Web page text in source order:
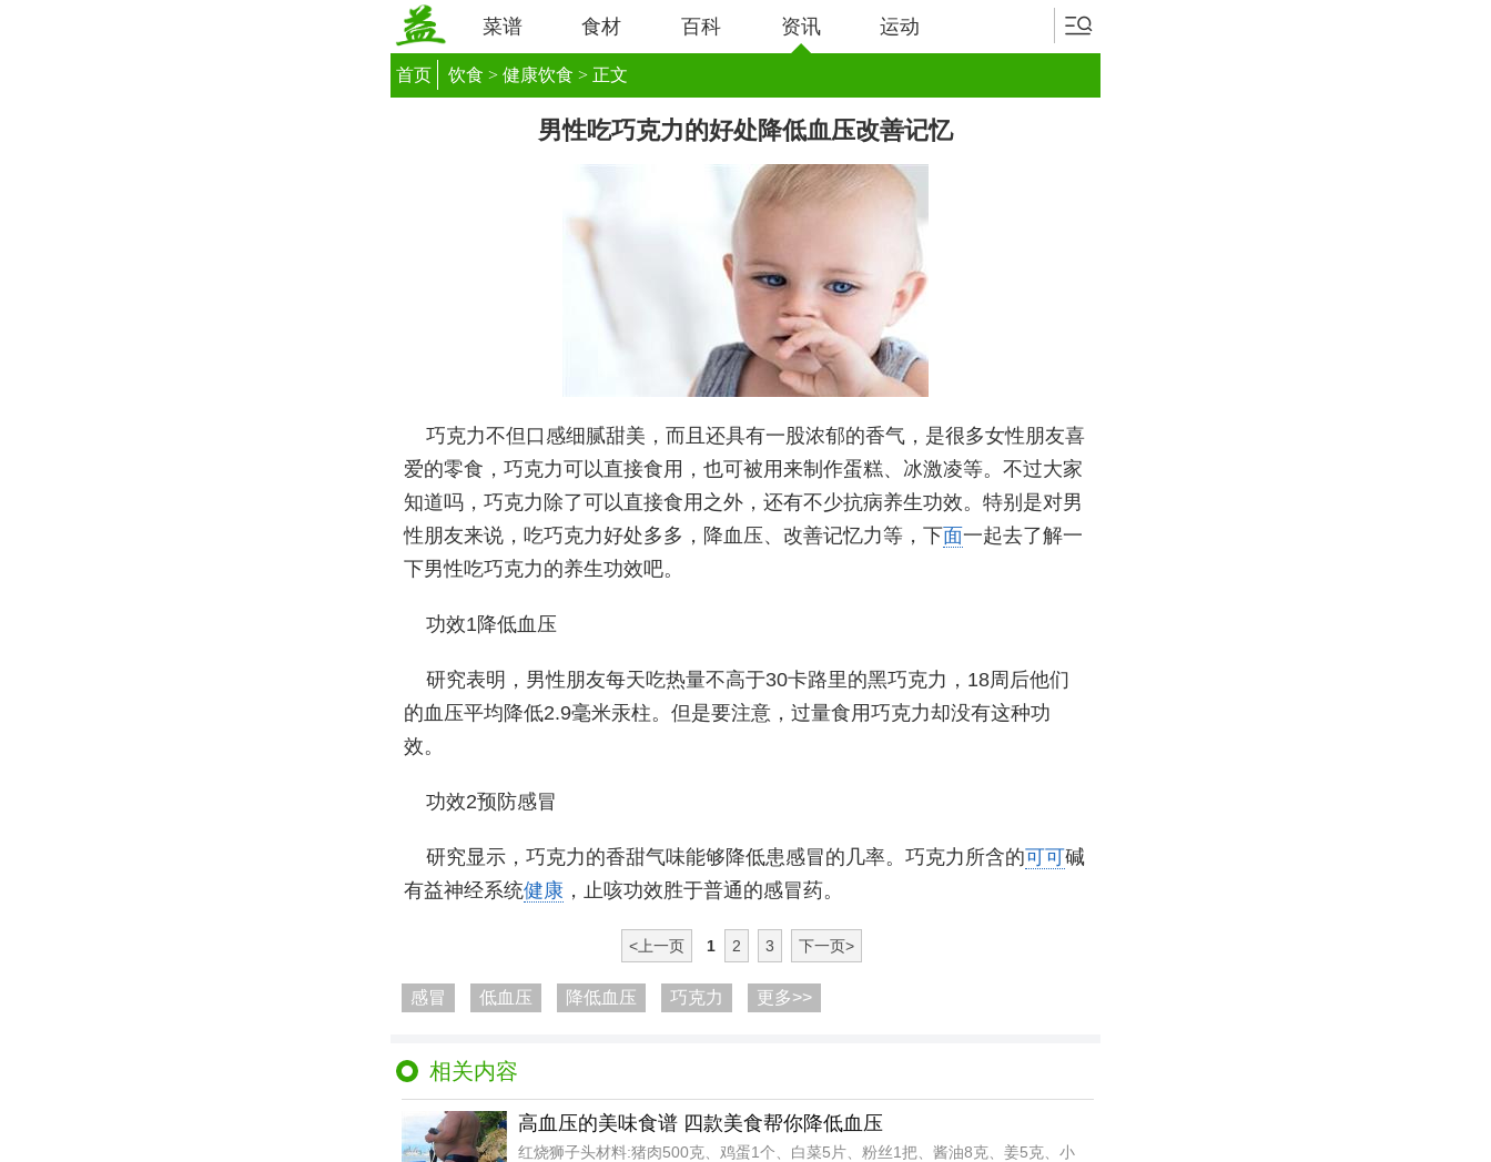
菜谱 食材 百科 资讯 运动
首页 饮食 > 健康饮食 > 正文
男性吃巧克力的好处降低血压改善记忆
巧克力不但口感细腻甜美，而且还具有一股浓郁的香气，是很多女性朋友喜
爱的零食，巧克力可以直接食用，也可被用来制作蛋糕、冰激凌等。不过大家
知道吗，巧克力除了可以直接食用之外，还有不少抗病养生功效。特别是对男
性朋友来说，吃巧克力好处多多，降血压、改善记忆力等，下面一起去了解一
下男性吃巧克力的养生功效吧。
功效1降低血压
研究表明，男性朋友每天吃热量不高于30卡路里的黑巧克力，18周后他们
的血压平均降低2.9毫米汞柱。但是要注意，过量食用巧克力却没有这种功
效。
功效2预防感冒
研究显示，巧克力的香甜气味能够降低患感冒的几率。巧克力所含的可可碱
有益神经系统健康 ，止咳功效胜于普通的感冒药。
<上一页 1 2 3 下一页>
感冒 低血压 降低血压 巧克力 更多>>
相关内容
高血压的美味食谱 四款美食帮你降低血压
红烧狮子头材料:猪肉500克、鸡蛋1个、白菜5片、粉丝1把、酱油8克、姜5克、小